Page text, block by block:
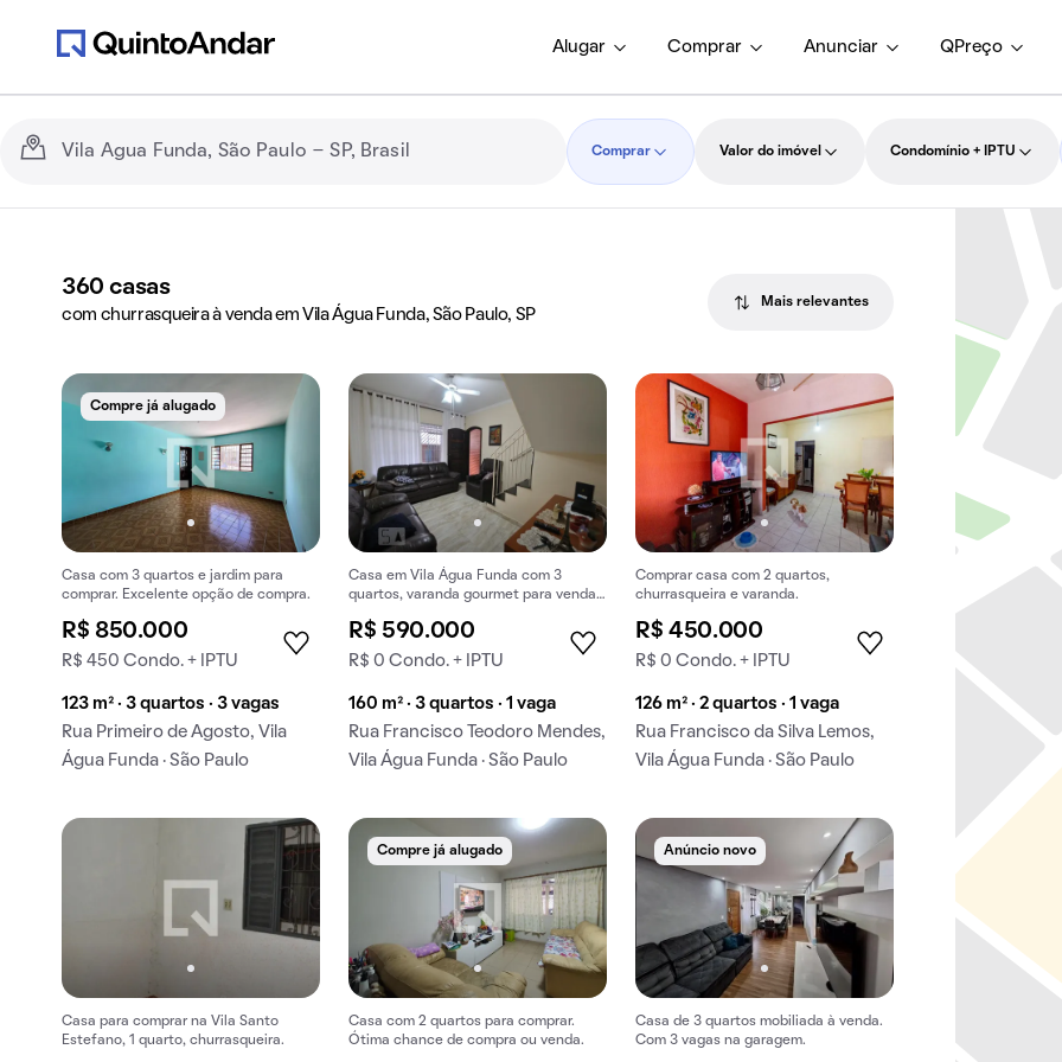
Alugar Comprar Anunciar QPreço
Comprar Valor do imóvel Condomínio + IPTU
360 casas
com churrasqueira à venda em Vila Água Funda, São Paulo, SP
Mais relevantes
Compre já alugado
Casa com 3 quartos e jardim para
comprar. Excelente opção de compra.
R$ 850.000
R$ 450 Condo. + IPTU
123 m² · 3 quartos · 3 vagas
Rua Primeiro de Agosto, Vila
Água Funda · São Paulo
Casa em Vila Água Funda com 3
quartos, varanda gourmet para venda.
R$ 590.000
R$ 0 Condo. + IPTU
160 m² · 3 quartos · 1 vaga
Rua Francisco Teodoro Mendes,
Vila Água Funda · São Paulo
Comprar casa com 2 quartos,
churrasqueira e varanda.
R$ 450.000
R$ 0 Condo. + IPTU
126 m² · 2 quartos · 1 vaga
Rua Francisco da Silva Lemos,
Vila Água Funda · São Paulo
Casa para comprar na Vila Santo
Estefano, 1 quarto, churrasqueira.
Compre já alugado
Casa com 2 quartos para comprar.
Ótima chance de compra ou venda.
Anúncio novo
Casa de 3 quartos mobiliada à venda.
Com 3 vagas na garagem.